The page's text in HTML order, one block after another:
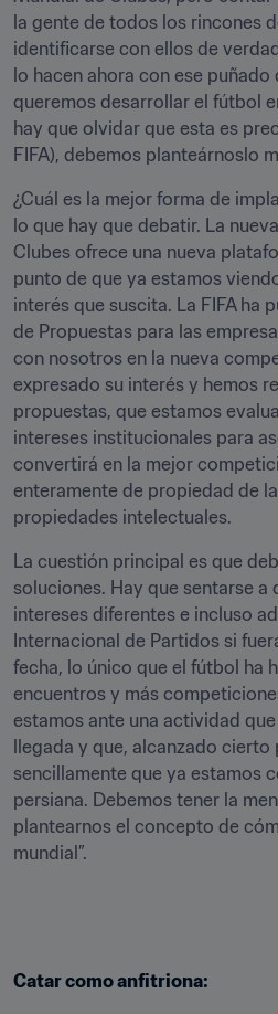
la gente de todos los rincones
identificarse con ellos de
lo hacen ahora con ese
queremos desarrollar el fútbol
hay que olvidar que esta es
FIFA), debemos planteárnoslo
¿Cuál es la mejor forma de
lo que hay que debatir. La
Clubes ofrece una nueva
punto de que ya estamos
interés que suscita. La FIFA ha
de Propuestas para las
con nosotros en la nueva
expresado su interés y hemos
propuestas, que estamos
intereses institucionales para
convertirá en la mejor
enteramente de propiedad de
propiedades intelectuales.
La cuestión principal es que
soluciones. Hay que sentarse
intereses diferentes e incluso
Internacional de Partidos si
fecha, lo único que el fútbol ha
encuentros y más
estamos ante una actividad
llegada y que, alcanzado
sencillamente que ya estamos
persiana. Debemos tener la
plantearnos el concepto de
mundial”.
Catar como anfitriona: